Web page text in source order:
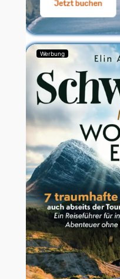
Werbung